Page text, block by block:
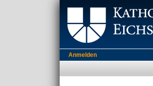
Anmelden